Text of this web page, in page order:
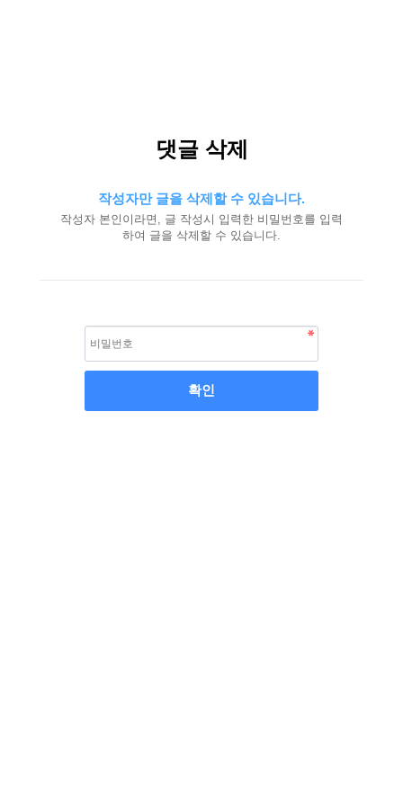
댓글 삭제
작성자만 글을 삭제할 수 있습니다.
작성자 본인이라면, 글 작성시 입력한 비밀번호를 입력
하여 글을 삭제할 수 있습니다.